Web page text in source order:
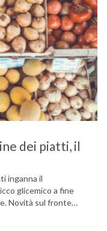
dei piatti, il
inganna il
glicemico a fine
Novità sul fronte